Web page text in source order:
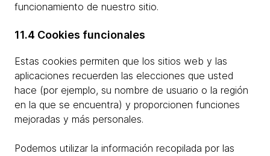
funcionamiento de nuestro sitio.
11.4 Cookies funcionales
Estas cookies permiten que los sitios web y las
aplicaciones recuerden las elecciones que usted
hace (por ejemplo, su nombre de usuario o la región
en la que se encuentra) y proporcionen funciones
mejoradas y más personales.
Podemos utilizar la información recopilada por las